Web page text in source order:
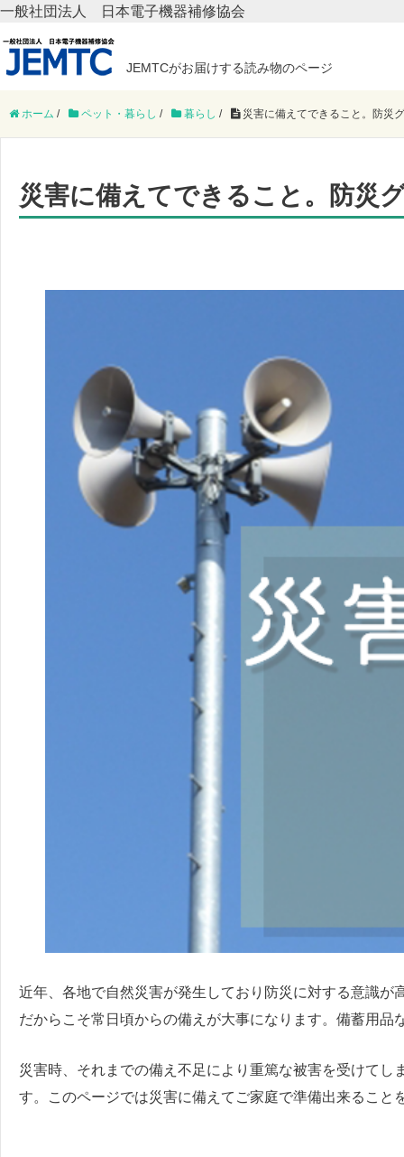
一般社団法人 日本電子機器補修協会
JEMTCがお届けする読み物のページ
ホーム / ペット・暮らし / 暮らし / 災害に備えてできること。防災
災害に備えてできること。防災
近年、各地で自然災害が発生しており防災に対する意識が
だからこそ常日頃からの備えが大事になります。備蓄用
災害時、それまでの備え不足により重篤な被害を受けて
す。このページでは災害に備えてご家庭で準備出来ること